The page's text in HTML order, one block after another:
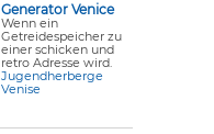
Generator Venice
Wenn ein
Getreidespeicher zu
einer schicken und
retro Adresse wird.
Jugendherberge
Venise